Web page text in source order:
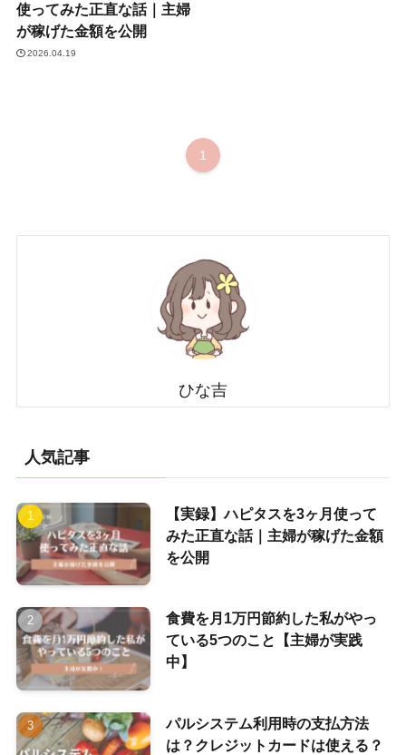
使ってみた正直な話｜主婦
が稼げた金額を公開
2026.04.19
1
ひな吉
人気記事
【実録】ハピタスを3ヶ月使って
みた正直な話｜主婦が稼げた金額
を公開
食費を月1万円節約した私がやっ
ている5つのこと【主婦が実践
中】
パルシステム利用時の支払方法
は？クレジットカードは使える？